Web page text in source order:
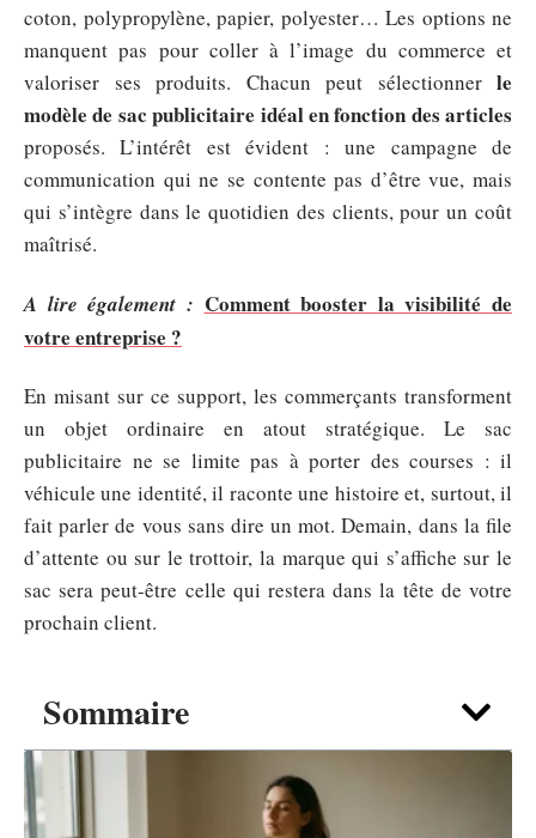
Sommaire
coton, polypropylène, papier, polyester… Les options ne
manquent pas pour coller à l’image du commerce et
valoriser ses produits. Chacun peut sélectionner le
modèle de sac publicitaire idéal en fonction des articles
proposés. L’intérêt est évident : une campagne de
communication qui ne se contente pas d’être vue, mais
qui s’intègre dans le quotidien des clients, pour un coût
maîtrisé.
A lire également : Comment booster la visibilité de
votre entreprise ?
En misant sur ce support, les commerçants transforment
un objet ordinaire en atout stratégique. Le sac
publicitaire ne se limite pas à porter des courses : il
véhicule une identité, il raconte une histoire et, surtout, il
fait parler de vous sans dire un mot. Demain, dans la file
d’attente ou sur le trottoir, la marque qui s’affiche sur le
sac sera peut-être celle qui restera dans la tête de votre
prochain client.